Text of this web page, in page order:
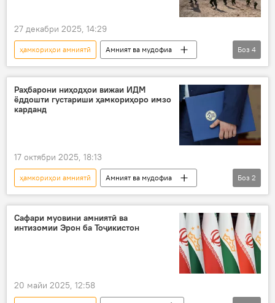
27 декабри 2025, 14:29
ҳамкориҳои амниятӣ
Амният ва мудофиа
Вазорати дифоъи Тоҷикистон
оромӣ ва субот
Душанбе
Дар Тоҷикистон
Боз 4
Раҳбарони ниҳодҳои вижаи ИДМ
ёддошти густариши ҳамкориҳоро имзо
карданд
17 октябри 2025, 18:13
ҳамкориҳои амниятӣ
Амният ва мудофиа
ИДМ
Дар Тоҷикистон
Боз 2
Сафари муовини амниятӣ ва
интизомии Эрон ба Тоҷикистон
20 майи 2025, 12:58